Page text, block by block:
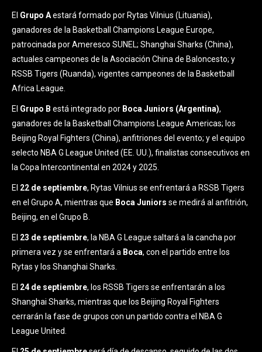
El Grupo Aestará formado por Rytas Vilnius (Lituania),
ganadores de la Basketball Champions League Europe,
patrocinada por Ameresco SUNEL; Shanghai Sharks (China),
actuales campeones de la Asociación China de Baloncesto; y
RSSB Tigers (Ruanda), vigentes campeones de la Basketball
Africa League.
El Grupo B está integrado por Boca Juniors (Argentina),
ganadores de la Basketball Champions League Americas; los
Beijing Royal Fighters (China), anfitriones del evento; y el equipo
selecto NBA G League United (EE. UU.), finalistas consecutivos en
la Copa Intercontinental en 2024 y 2025.
El 22 de septiembre, Rytas Vilnius se enfrentará a RSSB Tigers
en el Grupo A, mientras que Boca Juniors se medirá al anfitrión,
Beijing, en el Grupo B.
El 23 de septiembre, la NBA G League saltará a la cancha por
primera vez y se enfrentará a Boca, con el partido entre los
Rytas y los Shanghai Sharks.
El 24 de septiembre, los RSSB Tigers se enfrentarán a los
Shanghai Sharks, mientras que los Beijing Royal Fighters
cerrarán la fase de grupos con un partido contra el NBA G
League United.